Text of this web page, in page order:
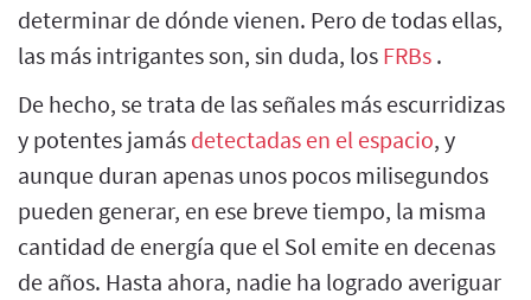
determinar de dónde vienen. Pero de todas ellas,
las más intrigantes son, sin duda, los FRBs .
De hecho, se trata de las señales más escurridizas
y potentes jamás detectadas en el espacio, y
aunque duran apenas unos pocos milisegundos
pueden generar, en ese breve tiempo, la misma
cantidad de energía que el Sol emite en decenas
de años. Hasta ahora, nadie ha logrado averiguar